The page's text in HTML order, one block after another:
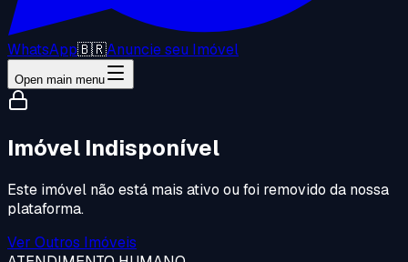
WhatsApp🇧🇷Anuncie seu Imóvel
Open main menu
Imóvel Indisponível
Este imóvel não está mais ativo ou foi removido da nossa
plataforma.
Ver Outros Imóveis